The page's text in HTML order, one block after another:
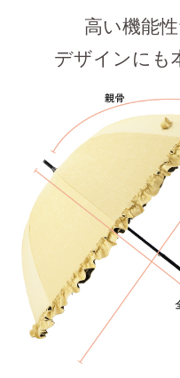
高い機能
デザインにも